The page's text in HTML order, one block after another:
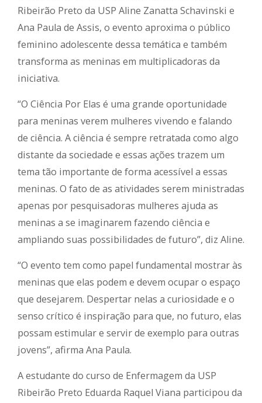
Ribeirão Preto da USP Aline Zanatta Schavinski e
Ana Paula de Assis, o evento aproxima o público
feminino adolescente dessa temática e também
transforma as meninas em multiplicadoras da
iniciativa.
“O Ciência Por Elas é uma grande oportunidade
para meninas verem mulheres vivendo e falando
de ciência. A ciência é sempre retratada como algo
distante da sociedade e essas ações trazem um
tema tão importante de forma acessível a essas
meninas. O fato de as atividades serem ministradas
apenas por pesquisadoras mulheres ajuda as
meninas a se imaginarem fazendo ciência e
ampliando suas possibilidades de futuro”, diz Aline.
“O evento tem como papel fundamental mostrar às
meninas que elas podem e devem ocupar o espaço
que desejarem. Despertar nelas a curiosidade e o
senso crítico é inspiração para que, no futuro, elas
possam estimular e servir de exemplo para outras
jovens”, afirma Ana Paula.
A estudante do curso de Enfermagem da USP
Ribeirão Preto Eduarda Raquel Viana participou da